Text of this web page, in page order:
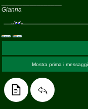
Gianna
Mostra prima i